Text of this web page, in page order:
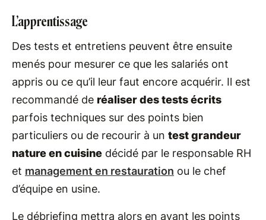
L’apprentissage
Des tests et entretiens peuvent être ensuite
menés pour mesurer ce que les salariés ont
appris ou ce qu’il leur faut encore acquérir. Il est
recommandé de réaliser des tests écrits
parfois techniques sur des points bien
particuliers ou de recourir à un test grandeur
nature en cuisine décidé par le responsable RH
et management en restauration ou le chef
d’équipe en usine.
Le débriefing mettra alors en avant les points